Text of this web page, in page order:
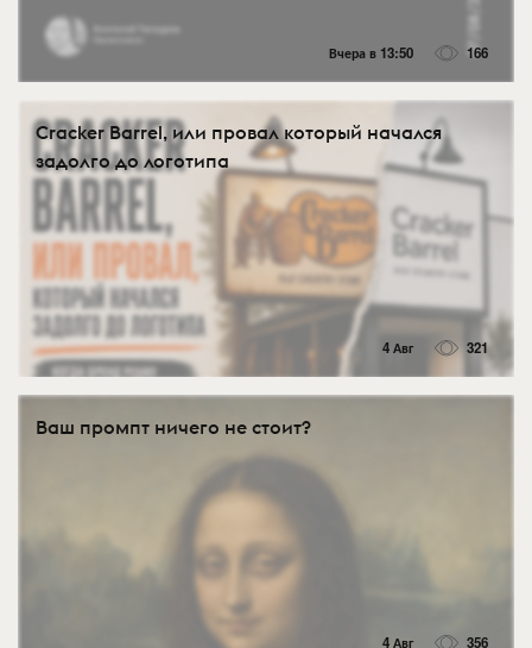
Вчера в 13:50 166
Cracker Barrel, или провал который начался
задолго до логотипа
4 Авг 321
Ваш промпт ничего не стоит?
4 Авг 356